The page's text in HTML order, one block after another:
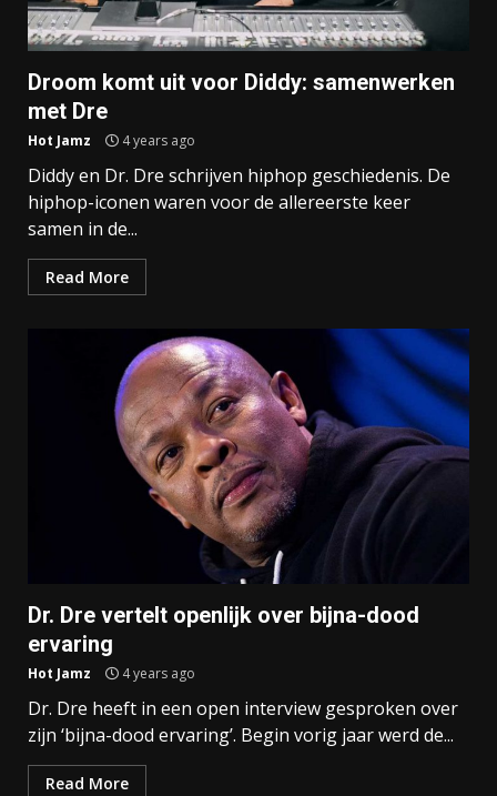
Droom komt uit voor Diddy: samenwerken
met Dre
Hot Jamz 4 years ago
Diddy en Dr. Dre schrijven hiphop geschiedenis. De
hiphop-iconen waren voor de allereerste keer
samen in de...
Read More
Dr. Dre vertelt openlijk over bijna-dood
ervaring
Hot Jamz 4 years ago
Dr. Dre heeft in een open interview gesproken over
zijn ‘bijna-dood ervaring’. Begin vorig jaar werd de...
Read More